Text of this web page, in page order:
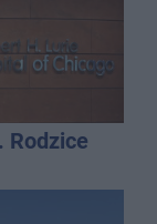
Rodzice